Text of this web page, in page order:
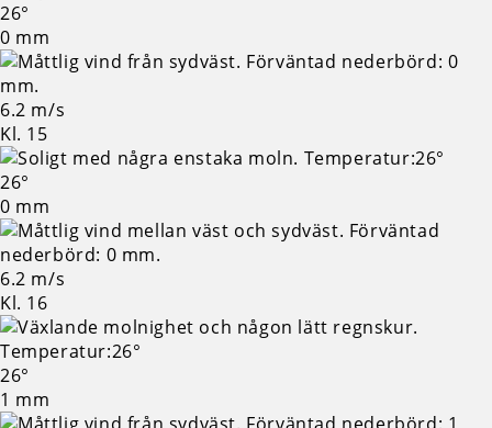
26°
0 mm
6.2 m/s
Kl. 15
26°
0 mm
6.2 m/s
Kl. 16
26°
1 mm